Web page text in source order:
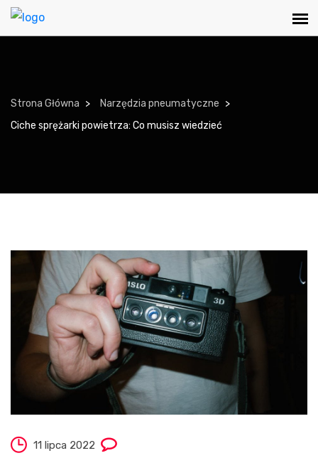
Strona Główna
Narzędzia pneumatyczne
Ciche sprężarki powietrza: Co musisz wiedzieć
11 lipca 2022